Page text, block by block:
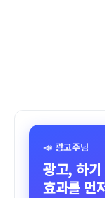
📣 광고주님
광고, 하기
효과를 먼